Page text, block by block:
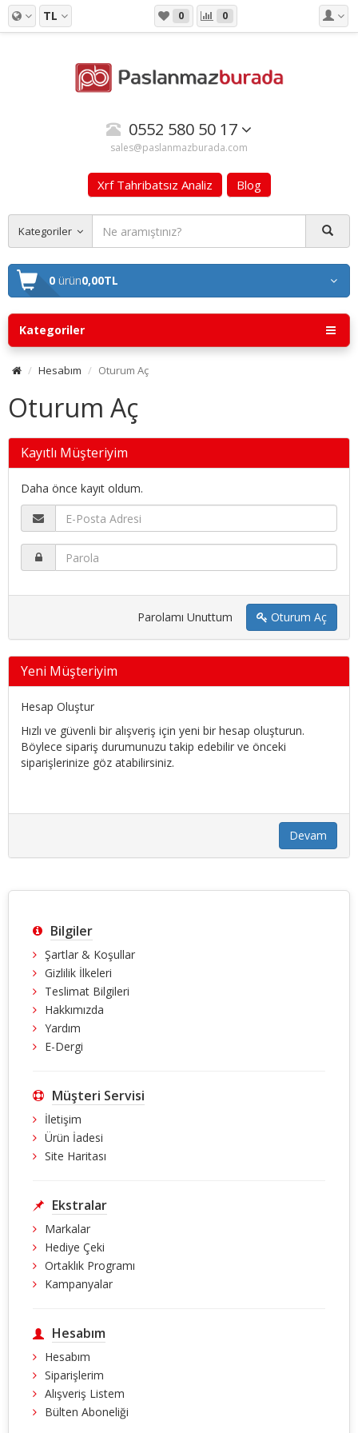
TL 0 0
0552 580 50 17
sales@paslanmazburada.com
Xrf Tahribatsız Analiz Blog
Kategoriler
0 ürün0,00TL
Kategoriler
Hesabım Oturum Aç
Oturum Aç
Kayıtlı Müşteriyim
Daha önce kayıt oldum.
Parolamı Unuttum Oturum Aç
Yeni Müşteriyim
Hesap Oluştur
Hızlı ve güvenli bir alışveriş için yeni bir hesap oluşturun.
Böylece sipariş durumunuzu takip edebilir ve önceki
siparişlerinize göz atabilirsiniz.
Devam
Bilgiler
Şartlar & Koşullar
Gizlilik İlkeleri
Teslimat Bilgileri
Hakkımızda
Yardım
E-Dergi
Müşteri Servisi
İletişim
Ürün İadesi
Site Haritası
Ekstralar
Markalar
Hediye Çeki
Ortaklık Programı
Kampanyalar
Hesabım
Hesabım
Siparişlerim
Alışveriş Listem
Bülten Aboneliği